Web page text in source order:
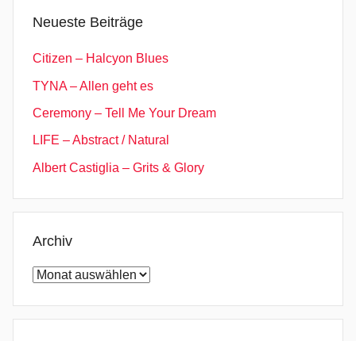
Neueste Beiträge
Citizen – Halcyon Blues
TYNA – Allen geht es
Ceremony – Tell Me Your Dream
LIFE – Abstract / Natural
Albert Castiglia – Grits & Glory
Archiv
Archiv